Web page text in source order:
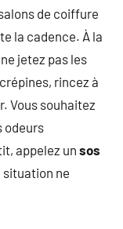
de coiffure
la cadence. À la
jetez pas les
rincez à
Vous souhaitez
odeurs
appelez unsos
situation ne